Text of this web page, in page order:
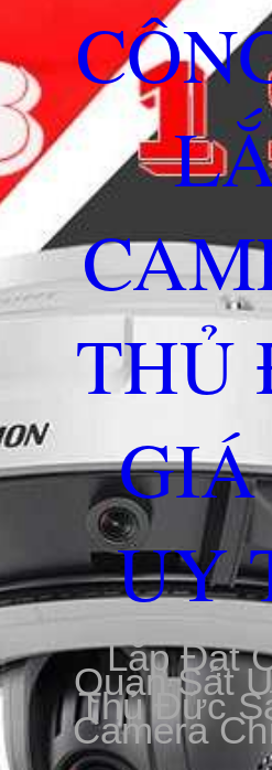
THỦ
GIÁ
UY
Lắp Đặt
Quan Sát
Thủ Đức
Camera